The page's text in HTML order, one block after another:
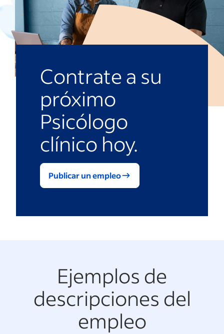
Contrate a su
próximo
Psicólogo
clínico hoy.
Publicar un empleo
Ejemplos de
descripciones del
empleo